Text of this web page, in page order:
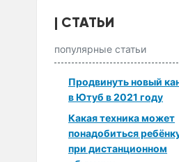
СТАТЬИ
популярные статьи
Продвинуть новый
в Ютуб в 2021 году
Какая техника может
понадобиться
при дистанционном